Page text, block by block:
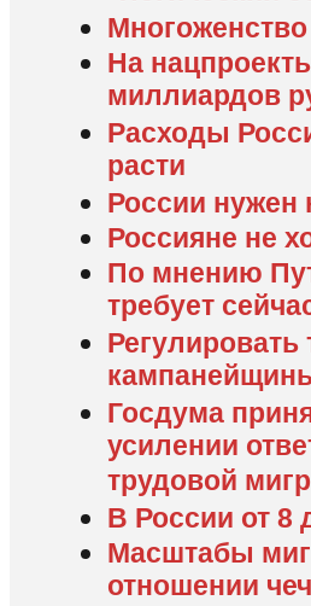
На
миллиардов
Расходы
расти
России нужен
Россияне не
По мнению
требует
Госдума
усилении
трудовой
В России от 8
Масштабы
отношении